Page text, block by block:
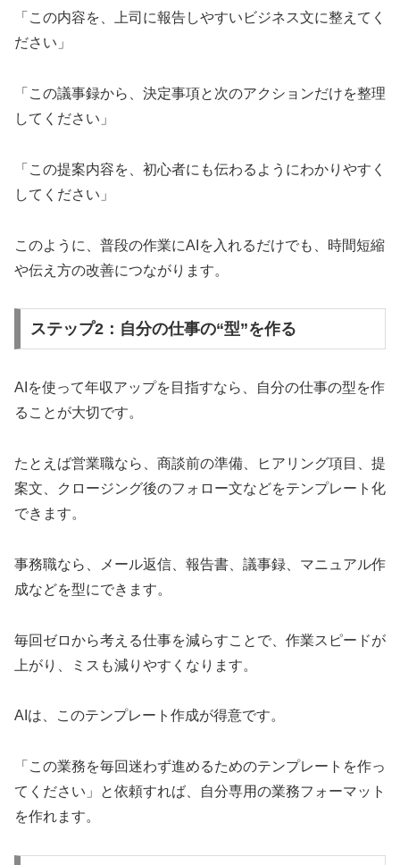
「この内容を、上司に報告しやすいビジネス文に整えてく
ださい」
「この議事録から、決定事項と次のアクションだけを整理
してください」
「この提案内容を、初心者にも伝わるようにわかりやすく
してください」
このように、普段の作業にAIを入れるだけでも、時間短縮
や伝え方の改善につながります。
ステップ2：自分の仕事の“型”を作る
AIを使って年収アップを目指すなら、自分の仕事の型を作
ることが大切です。
たとえば営業職なら、商談前の準備、ヒアリング項目、提
案文、クロージング後のフォロー文などをテンプレート化
できます。
事務職なら、メール返信、報告書、議事録、マニュアル作
成などを型にできます。
毎回ゼロから考える仕事を減らすことで、作業スピードが
上がり、ミスも減りやすくなります。
AIは、このテンプレート作成が得意です。
「この業務を毎回迷わず進めるためのテンプレートを作っ
てください」と依頼すれば、自分専用の業務フォーマット
を作れます。